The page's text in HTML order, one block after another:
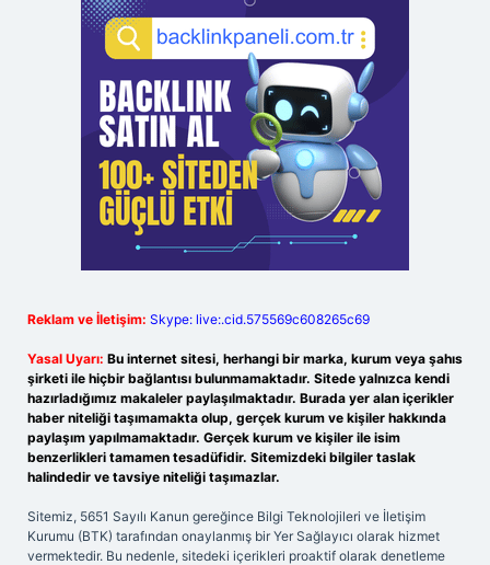
Reklam ve İletişim: Skype: live:.cid.575569c608265c69
Yasal Uyarı: Bu internet sitesi, herhangi bir marka, kurum veya şahıs
şirketi ile hiçbir bağlantısı bulunmamaktadır. Sitede yalnızca kendi
hazırladığımız makaleler paylaşılmaktadır. Burada yer alan içerikler
haber niteliği taşımamakta olup, gerçek kurum ve kişiler hakkında
paylaşım yapılmamaktadır. Gerçek kurum ve kişiler ile isim
benzerlikleri tamamen tesadüfidir. Sitemizdeki bilgiler taslak
halindedir ve tavsiye niteliği taşımazlar.
Sitemiz, 5651 Sayılı Kanun gereğince Bilgi Teknolojileri ve İletişim
Kurumu (BTK) tarafından onaylanmış bir Yer Sağlayıcı olarak hizmet
vermektedir. Bu nedenle, sitedeki içerikleri proaktif olarak denetleme